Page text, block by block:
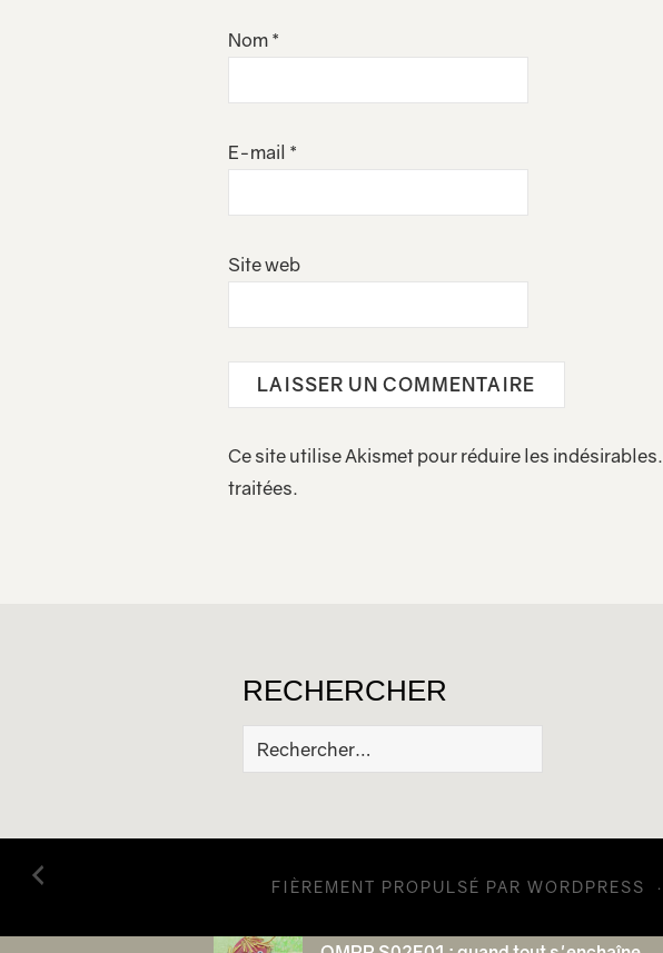
Nom *
E-mail *
Site web
Ce site utilise Akismet pour réduire les indésirables.
traitées.
RECHERCHER
Rechercher :
FIÈREMENT PROPULSÉ PAR WORDPRESS ·